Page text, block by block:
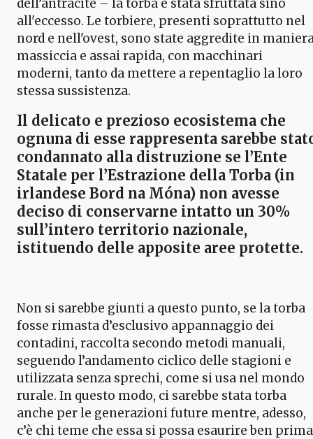
dell’antracite – la torba è stata sfruttata sino
all'eccesso. Le torbiere, presenti soprattutto nel
nord e nell'ovest, sono state aggredite in
massiccia e assai rapida, con macchinari
moderni, tanto da mettere a repentaglio la loro
stessa sussistenza.
Il delicato e prezioso ecosistema che
ognuna di esse rappresenta sarebbe
condannato alla distruzione se l’Ente
Statale per l’Estrazione della Torba (in
irlandese Bord na Móna) non avesse
deciso di conservarne intatto un 30%
sull’intero territorio nazionale,
istituendo delle apposite aree protette.
Non si sarebbe giunti a questo punto, se la torba
fosse rimasta d’esclusivo appannaggio dei
contadini, raccolta secondo metodi manuali,
seguendo l’andamento ciclico delle stagioni e
utilizzata senza sprechi, come si usa nel mondo
rurale. In questo modo, ci sarebbe stata torba
anche per le generazioni future mentre, adesso,
c’è chi teme che essa si possa esaurire ben prima